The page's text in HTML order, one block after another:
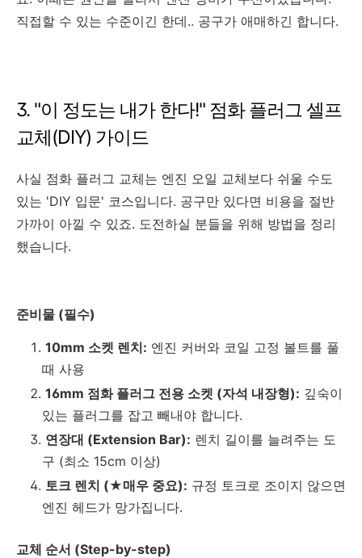
직접할 수 있는 수준이긴 한데.. 공구가 애매하긴 합니다.
3. "이 정도는 내가 한다!" 점화 플러그 셀프
교체(DIY) 가이드
사실 점화 플러그 교체는 엔진 오일 교체보다 쉬울 수도
있는 'DIY 입문' 코스입니다. 공구만 있다면 비용을 절반
가까이 아낄 수 있죠. 도전하실 분들을 위해 방법을 정리
했습니다.
준비물 (필수)
10mm 소켓 렌치: 엔진 커버와 코일 고정 볼트를 풀
때 사용
16mm 점화 플러그 전용 소켓 (자석 내장형): 깊숙이
있는 플러그를 잡고 빼내야 합니다.
연장대 (Extension Bar): 렌치 길이를 늘려주는 도
구 (최소 15cm 이상)
토크 렌치 (★매우 중요): 규정 토크로 조이지 않으면
엔진 헤드가 망가집니다.
교체 순서 (Step-by-step)